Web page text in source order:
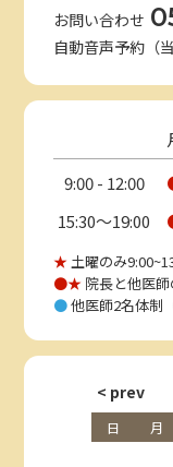
お問い合わせ
自動音声予約（
9:00 - 12:00
15:30〜19:00
★ 土曜のみ
●★ 院長と他医
●他医師2名体制
日 月